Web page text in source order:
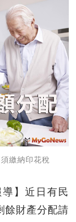
繳納印花稅
導】近日有民
餘財產分配請